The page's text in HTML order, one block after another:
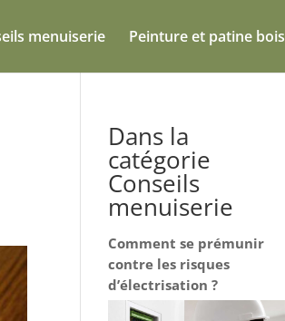
menuiserie Peinture et patine bois
Dans la
catégorie
Conseils
menuiserie
Comment se prémunir
contre les risques
d’électrisation ?